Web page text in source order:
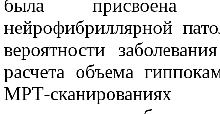
была присвоена
нейрофибриллярной
вероятности
расчета объема
МРТ-сканированиях